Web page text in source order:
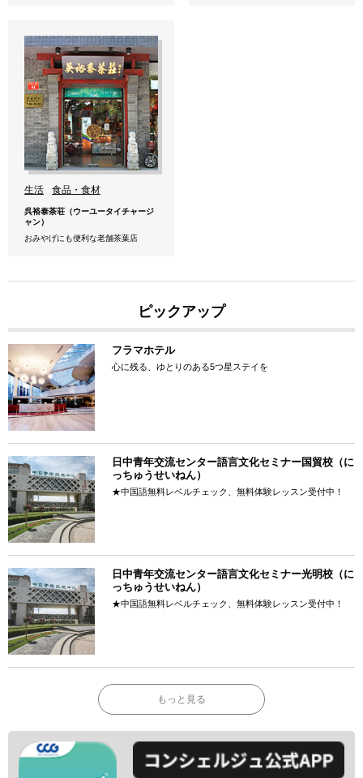
生活 食品・食材
呉裕泰茶荘（ウーユータイチャージ
ャン）
おみやげにも便利な老舗茶葉店
ピックアップ
フラマホテル
心に残る、ゆとりのある5つ星ステイを
日中青年交流センター語言文化セミナー国貿校（に
っちゅうせいねん）
★中国語無料レベルチェック、無料体験レッスン受付中！
日中青年交流センター語言文化セミナー光明校（に
っちゅうせいねん）
★中国語無料レベルチェック、無料体験レッスン受付中！
もっと見る